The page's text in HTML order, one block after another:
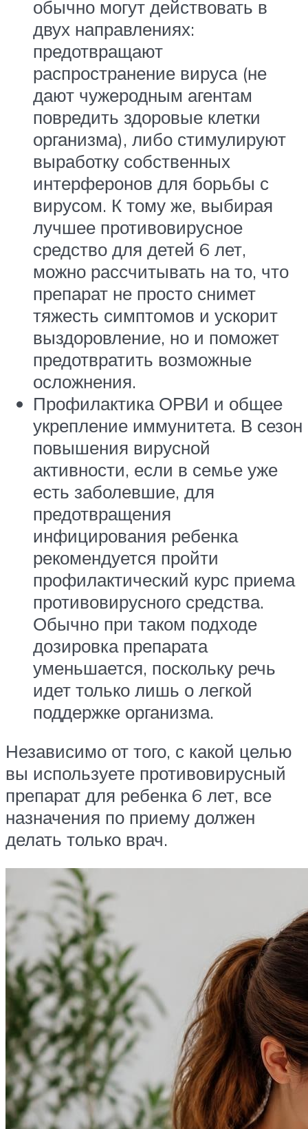
обычно могут действовать в
двух направлениях:
предотвращают
распространение вируса (не
дают чужеродным агентам
повредить здоровые клетки
организма), либо стимулируют
выработку собственных
интерферонов для борьбы с
вирусом. К тому же, выбирая
лучшее противовирусное
средство для детей 6 лет,
можно рассчитывать на то, что
препарат не просто снимет
тяжесть симптомов и ускорит
выздоровление, но и поможет
предотвратить возможные
осложнения.
Профилактика ОРВИ и общее
укрепление иммунитета. В сезон
повышения вирусной
активности, если в семье уже
есть заболевшие, для
предотвращения
инфицирования ребенка
рекомендуется пройти
профилактический курс приема
противовирусного средства.
Обычно при таком подходе
дозировка препарата
уменьшается, поскольку речь
идет только лишь о легкой
поддержке организма.
Независимо от того, с какой целью
вы используете противовирусный
препарат для ребенка 6 лет, все
назначения по приему должен
делать только врач.